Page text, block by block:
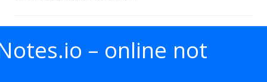
– online not